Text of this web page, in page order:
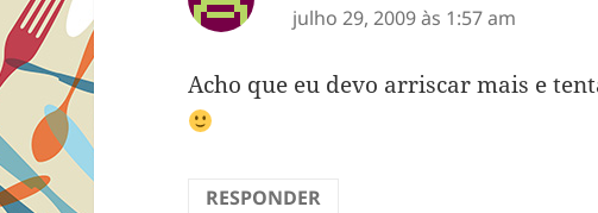
julho 29, 2009 às 1:57 am
Acho que eu devo arriscar mais e
RESPONDER